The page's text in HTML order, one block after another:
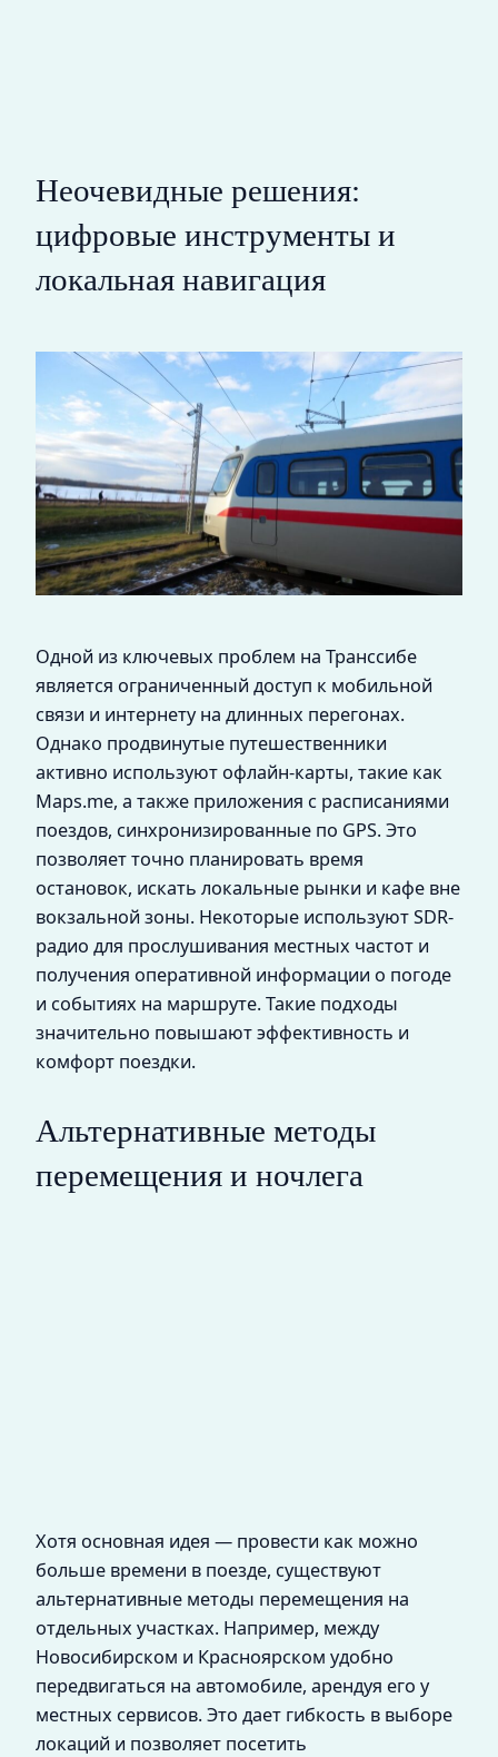
Неочевидные решения:
цифровые инструменты и
локальная навигация
Одной из ключевых проблем на Транссибе
является ограниченный доступ к мобильной
связи и интернету на длинных перегонах.
Однако продвинутые путешественники
активно используют офлайн-карты, такие как
Maps.me, а также приложения с расписаниями
поездов, синхронизированные по GPS. Это
позволяет точно планировать время
остановок, искать локальные рынки и кафе вне
вокзальной зоны. Некоторые используют SDR-
радио для прослушивания местных частот и
получения оперативной информации о погоде
и событиях на маршруте. Такие подходы
значительно повышают эффективность и
комфорт поездки.
Альтернативные методы
перемещения и ночлега
Хотя основная идея — провести как можно
больше времени в поезде, существуют
альтернативные методы перемещения на
отдельных участках. Например, между
Новосибирском и Красноярском удобно
передвигаться на автомобиле, арендуя его у
местных сервисов. Это дает гибкость в выборе
локаций и позволяет посетить